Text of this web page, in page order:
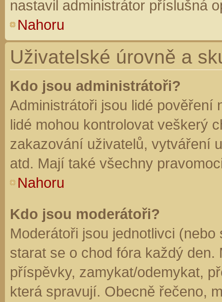
nastavil administrátor příslušná
Nahoru
Uživatelské úrovně a
Kdo jsou administrátoři?
Administrátoři jsou lidé pověření
lidé mohou kontrolovat veškerý
zakazování uživatelů, vytváření
atd. Mají také všechny
Nahoru
Kdo jsou moderátoři?
Moderátoři jsou jednotlivci
starat se o chod fóra každý
příspěvky, zamykat/odemykat,
která spravují. Obecně řečeno,